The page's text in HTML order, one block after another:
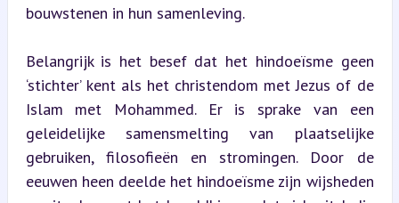
bouwstenen in hun samenleving.
Belangrijk is het besef dat het hindoeïsme geen
‘stichter’ kent als het christendom met Jezus of de
Islam met Mohammed. Er is sprake van een
geleidelijke samensmelting van plaatselijke
gebruiken, filosofieën en stromingen. Door de
eeuwen heen deelde het hindoeïsme zijn wijsheden